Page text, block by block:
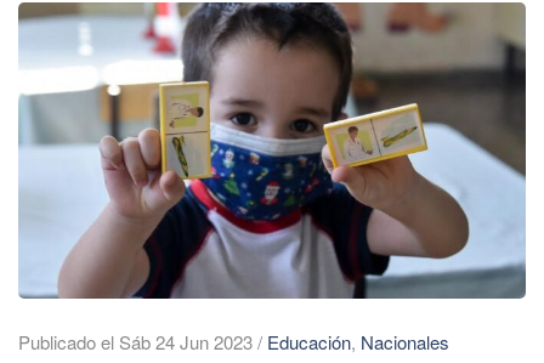
Publicado el Sáb 24 Jun 2023/ Educación, Nacionales